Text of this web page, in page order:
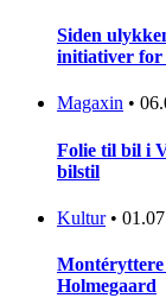
Siden
initiativer for
Magaxin •
Folie til bil i
bilstil
Kultur • 01.07
Montéryttere
Holmegaard